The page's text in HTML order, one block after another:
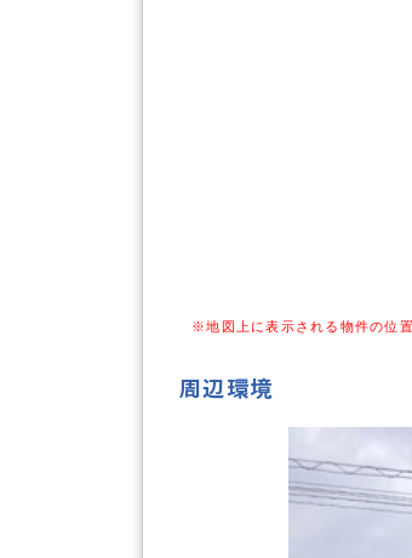
※地図上に表示される物件の位
周辺環境